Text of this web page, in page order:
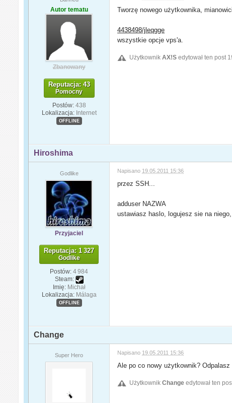
Autor tematu
Zbanowany
Reputacja: 43
Pomocny
Postów: 438
Lokalizacja: Internet
OFFLINE
Tworzę nowego użytkownika,
4438498/jleqgge
wszystkie opcje vps'a.
UżytkownikAX!S edytował ten post
Hiroshima
Godlike
Przyjaciel
Reputacja: 1 327
Godlike
Postów: 4 984
Steam:
Imię: Michał
Lokalizacja: Málaga
OFFLINE
Napisano 19.05.2011 15:36
przez SSH...
adduser NAZWA
ustawiasz haslo, logujesz sie na
Change
Super Hero Napisano 19.05.2011 15:36
Ale po co nowy użytkownik?
UżytkownikChange edytował ten